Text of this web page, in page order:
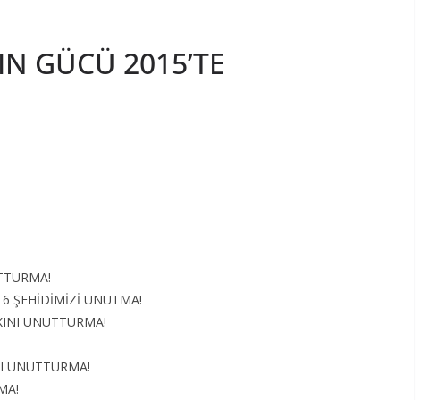
GÜCÜ 2015’TE
ŞEHİDİMİZİ UNUTMA!
UNUTTURMA!
UNUTTURMA!